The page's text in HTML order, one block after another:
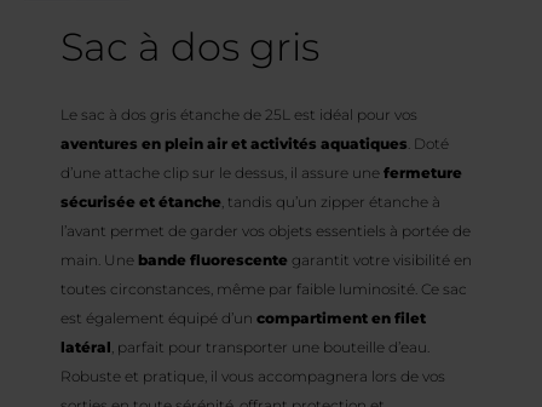
Sac à dos gris
Le sac à dos gris étanche de 25L est idéal pour vos
aventures en plein air et activités aquatiques. Doté
d’une attache clip sur le dessus, il assure une fermeture
sécurisée et étanche, tandis qu’un zipper étanche à
l’avant permet de garder vos objets essentiels à portée de
main. Une bande fluorescente garantit votre visibilité en
toutes circonstances, même par faible luminosité. Ce sac
est également équipé d’un compartiment en filet
latéral, parfait pour transporter une bouteille d’eau.
Robuste et pratique, il vous accompagnera lors de vos